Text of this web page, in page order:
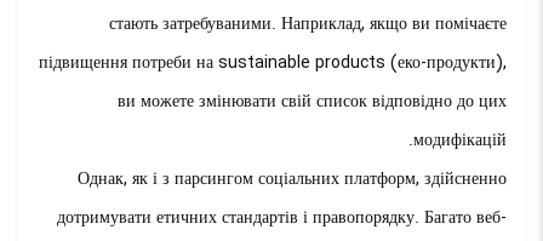
стають затребуваними. Наприклад, якщо ви помічаєте
підвищення потреби на sustainable products (еко-продукти),
ви можете змінювати свій список відповідно до цих
модифікацій.
Однак, як і з парсингом соціальних платформ, здійсненно
дотримувати етичних стандартів і правопорядку. Багато веб-